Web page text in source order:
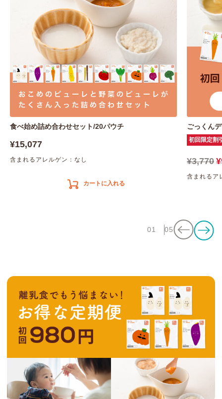
食べ始め詰め合わせセット/20パウチ
¥15,077
含まれるアレルゲン：なし
カートに入れる
ごっくん
初回限定割
¥3,770
含まれるア
01 05